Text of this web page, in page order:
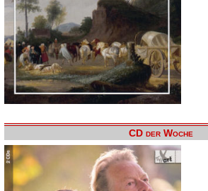
CD der Woche